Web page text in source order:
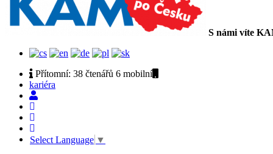
S námi víte
Přítomní: 38 čtenářů 6 mobilní
kariéra
Select Language ▼